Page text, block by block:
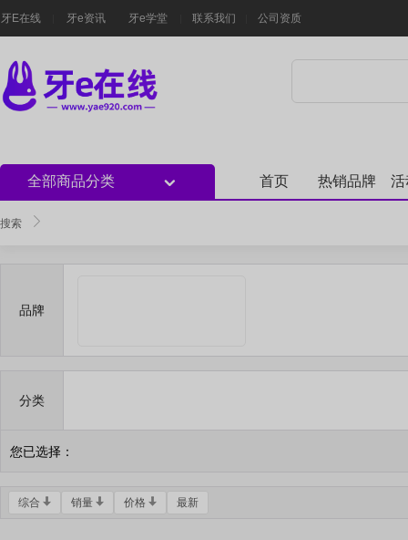
牙E在线 牙e资讯 牙e学堂 联系我们 公司资质
全部商品分类 首页 热销品牌 活
搜索
品牌
分类
您已选择：
综合 销量 价格 最新